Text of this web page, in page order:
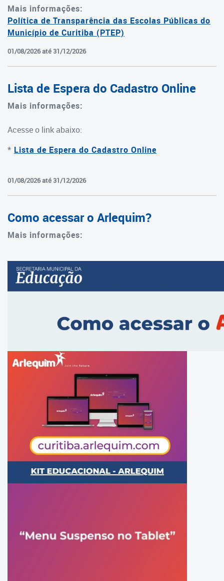
Registro Escolar - SERE
Gerência de Matrículas
Vale-Creche
Documental
Vagas Ocupadas x Vagas
e PDDE Interativo
Coordenadoria de Obras e
Coordenadoria de Obras e
Projetos
Estrutura e Funcionamento de
Ensino
Coordenadoria Técnica de
Financeiros Descentralizados
Coordenadoria de Recursos
Descentralizados
Superintendência de Gestão
Educacional
Superintendência de Gestão
Educacional
Infantil
Mais informações:
Política de Transparência das Escolas Públicas do
Município de Curitiba (PTEP)
01/08/2026 até 31/12/2026
Lista de Espera do Cadastro Online
Mais informações:
Acesse o link abaixo:
* Lista de Espera do Cadastro Online
01/08/2026 até 31/12/2026
Como acessar o Arlequim?
Mais informações: